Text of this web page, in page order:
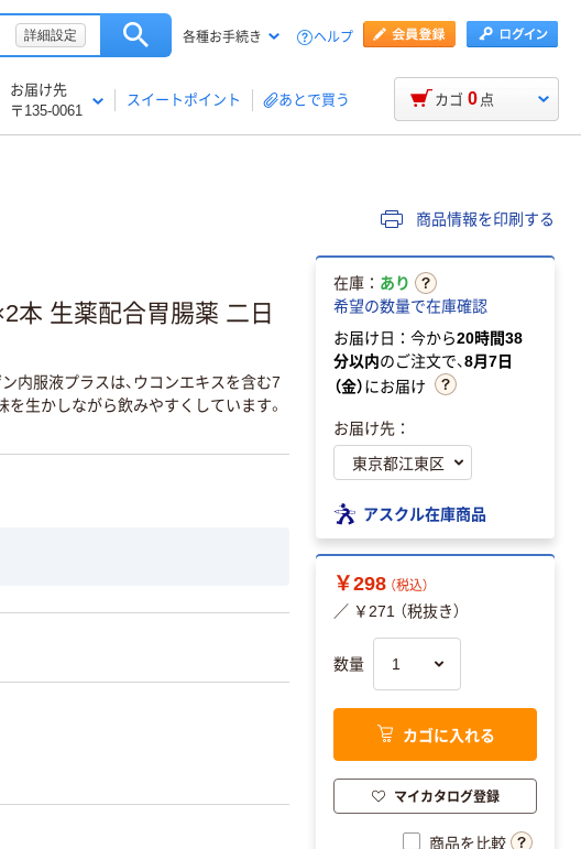
詳細設定 各種お手続き ヘルプ
お届け先
〒135-0061
スイートポイント あとで買う カゴ 0 点
商品情報を印刷する
本 生薬配合胃腸薬 二日
内服液プラスは、ウコンエキスを含む7
生かしながら飲みやすくしています。
在庫： あり
希望の数量で在庫確認
お届け日：今から20時間38
分以内のご注文で、8月7日
（金）にお届け
お届け先：
アスクル在庫商品
￥298 （税込）
／ ￥271 （税抜き）
数量
カゴに入れる
マイカタログ登録
商品を比較